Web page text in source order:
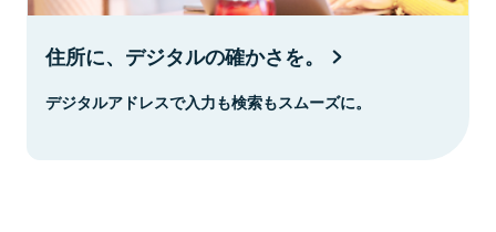
住所に、デジタルの確かさを。
デジタルアドレスで入力も検索もスムーズに。